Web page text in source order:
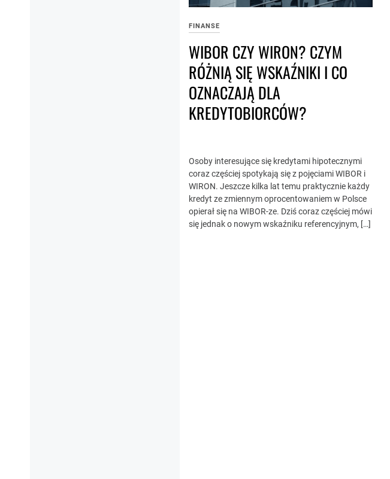
FINANSE
WIBOR CZY WIRON? CZYM
RÓŻNIĄ SIĘ WSKAŹNIKI I CO
OZNACZAJĄ DLA
KREDYTOBIORCÓW?
Osoby interesujące się kredytami hipotecznymi
coraz częściej spotykają się z pojęciami WIBOR i
WIRON. Jeszcze kilka lat temu praktycznie każdy
kredyt ze zmiennym oprocentowaniem w Polsce
opierał się na WIBOR-ze. Dziś coraz częściej mówi
się jednak o nowym wskaźniku referencyjnym, […]